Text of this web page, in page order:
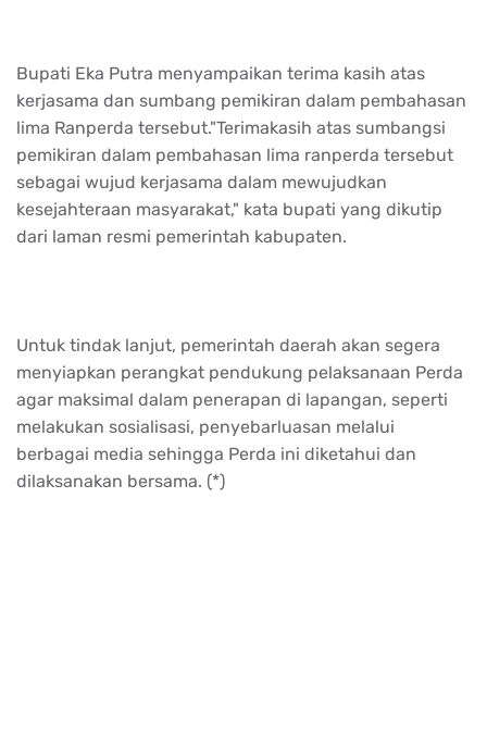
Bupati Eka Putra menyampaikan terima kasih atas
kerjasama dan sumbang pemikiran dalam pembahasan
lima Ranperda tersebut."Terimakasih atas sumbangsi
pemikiran dalam pembahasan lima ranperda tersebut
sebagai wujud kerjasama dalam mewujudkan
kesejahteraan masyarakat," kata bupati yang dikutip
dari laman resmi pemerintah kabupaten.
Untuk tindak lanjut, pemerintah daerah akan segera
menyiapkan perangkat pendukung pelaksanaan Perda
agar maksimal dalam penerapan di lapangan, seperti
melakukan sosialisasi, penyebarluasan melalui
berbagai media sehingga Perda ini diketahui dan
dilaksanakan bersama. (*)